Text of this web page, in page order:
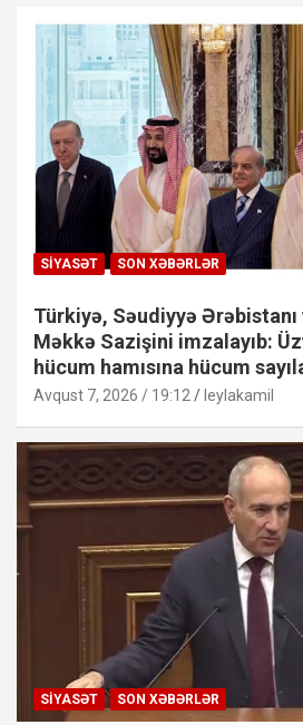
SIYASƏT SON XƏBƏRLƏR
Türkiyə, Səudiyyə Ərəbistanı
Məkkə Sazişini imzalayıb:
hücum hamısına hücum
Avqust 7, 2026 / 19:12 leylakamil
SIYASƏT SON XƏBƏRLƏR